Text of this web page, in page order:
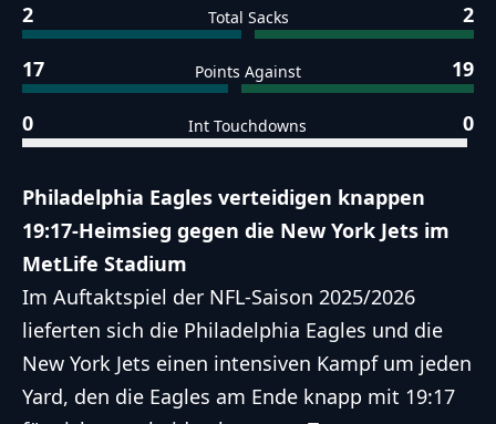
2 Total Sacks 2
17 Points Against 19
0 Int Touchdowns 0
Philadelphia Eagles verteidigen knappen
19:17-Heimsieg gegen die New York Jets im
MetLife Stadium
Im Auftaktspiel der NFL-Saison 2025/2026
lieferten sich die Philadelphia Eagles und die
New York Jets einen intensiven Kampf um jeden
Yard, den die Eagles am Ende knapp mit 19:17